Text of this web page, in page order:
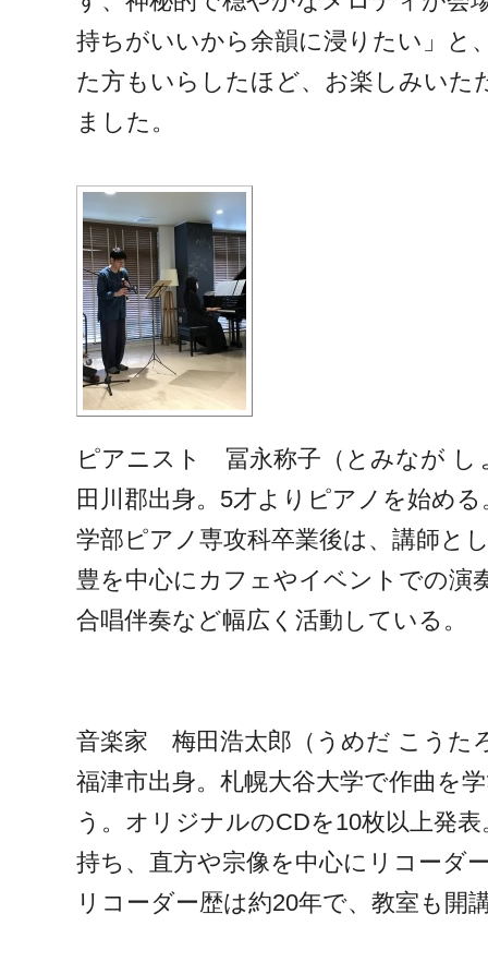
持ちがいいから余韻に浸りたい」と
た方もいらしたほど、お楽しみいた
ました。
ピアニスト 冨永称子（とみなが し
田川郡出身。5才よりピアノを始め
学部ピアノ専攻科卒業後は、講師と
豊を中心にカフェやイベントでの演
合唱伴奏など幅広く活動している。
音楽家 梅田浩太郎（うめだ こうた
福津市出身。札幌大谷大学で作曲を
う。オリジナルのCDを10枚以上発
持ち、直方や宗像を中心にリコーダ
リコーダー歴は約20年で、教室も開